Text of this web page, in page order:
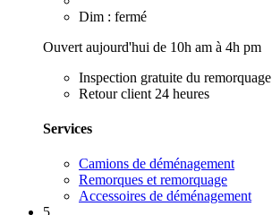
Dim : fermé
Ouvert aujourd'hui de 10h am à 4h pm
Inspection gratuite du remorquage
Retour client 24 heures
Services
Camions de déménagement
Remorques et remorquage
Accessoires de déménagement